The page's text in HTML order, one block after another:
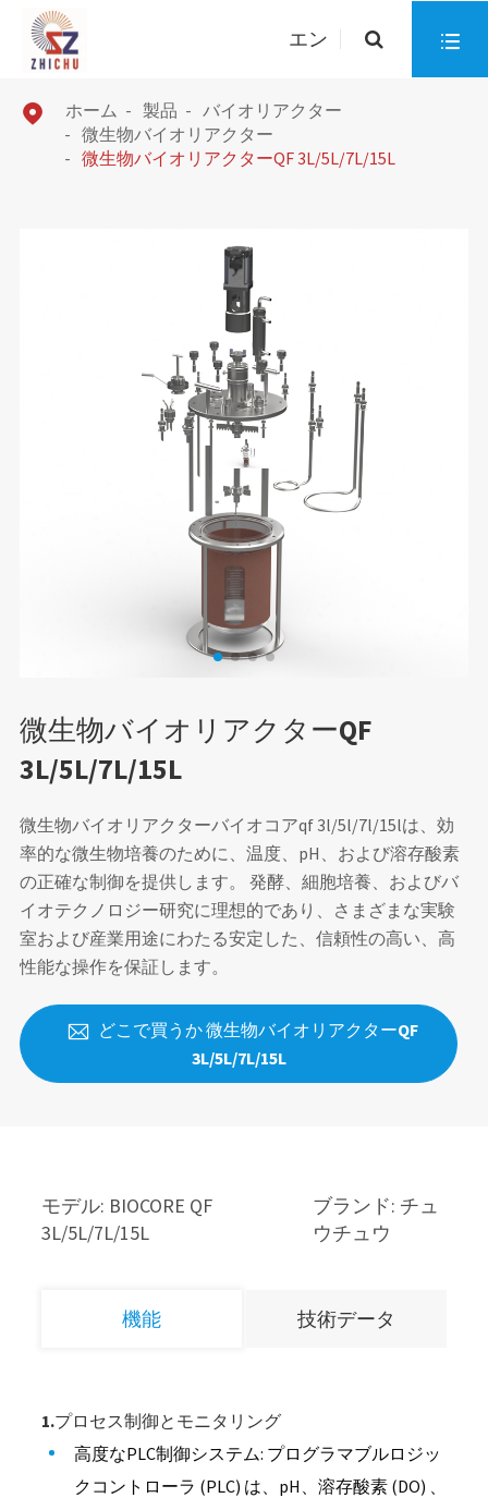
エン 
 ホーム 製品
バイオリアクター
微生物バイオリアクター
微生物バイオリアクターQF 3L/5L/7L/15L
微生物バイオリアクターQF
3L/5L/7L/15L
微生物バイオリアクターバイオコアqf 3l/5l/7l/15lは、効
率的な微生物培養のために、温度、pH、および溶存酸素
の正確な制御を提供します。 発酵、細胞培養、およびバ
イオテクノロジー研究に理想的であり、さまざまな実験
室および産業用途にわたる安定した、信頼性の高い、高
性能な操作を保証します。
 どこで買うか 微生物バイオリアクターQF
3L/5L/7L/15L
モデル: BIOCORE QF
3L/5L/7L/15L
ブランド: チュ
ウチュウ
機能 技術データ
1.プロセス制御とモニタリング
高度なPLC制御システム: プログラマブルロジッ
クコントローラ (PLC) は、pH、溶存酸素 (DO) 、